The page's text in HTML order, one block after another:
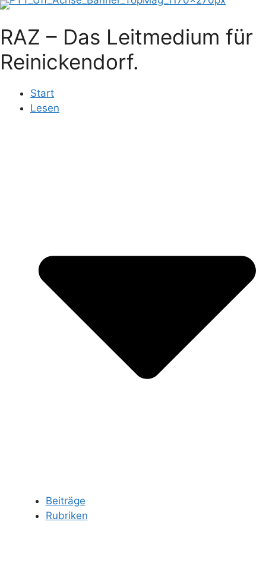
Zum
springen
RAZ – Das Leitmedium für
Reinickendorf.
Start
Lesen
Beiträge
Rubriken